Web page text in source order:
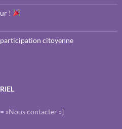
!
citoyenne
»Nous contacter »]